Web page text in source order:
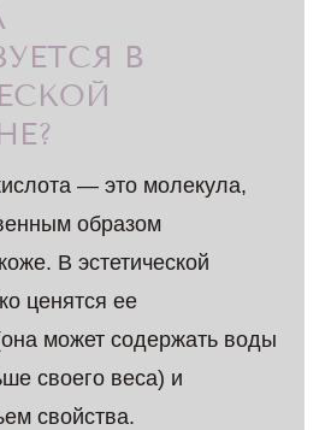
В
— это молекула,
образом
В эстетической
ценятся ее
может содержать воды
своего веса) и
свойства.